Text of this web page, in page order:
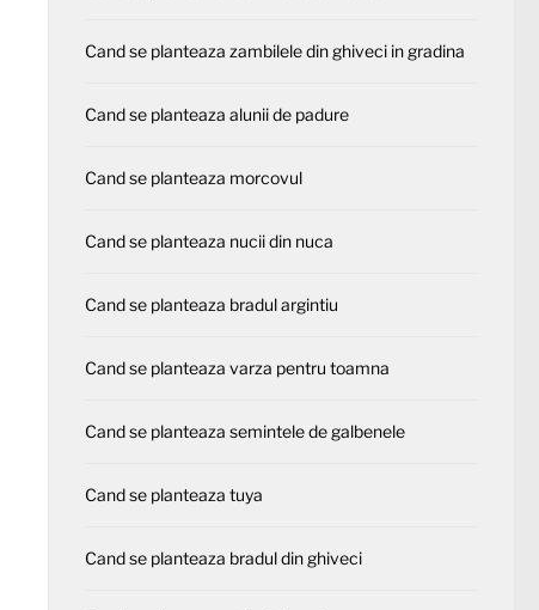
Cand se planteaza zambilele din ghiveci in gradina
Cand se planteaza alunii de padure
Cand se planteaza morcovul
Cand se planteaza nucii din nuca
Cand se planteaza bradul argintiu
Cand se planteaza varza pentru toamna
Cand se planteaza semintele de galbenele
Cand se planteaza tuya
Cand se planteaza bradul din ghiveci